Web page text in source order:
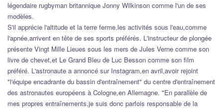
légendaire rugbyman britannique Jonny Wilkinson comme l'un de ses
modèles.
S'il apprécie l'altitude et la terre ferme,les activités sous l'eau,comme
l'apnée,arrivent en tête de ses sports préférés. L'instructeur de plongée
présente Vingt Mille Lieues sous les mers de Jules Verne comme son
livre de chevet,et Le Grand Bleu de Luc Besson comme son film
préféré. L'astronaute a annoncé sur Instagram,en avril,avoir rejoint
"l'équipe encadrante du bassin d'entraînement" du centre d'entraînement
des astronautes européens à Cologne,en Allemagne. "En parallèle de
mes propres entraînements,je suis donc parfois responsable de la